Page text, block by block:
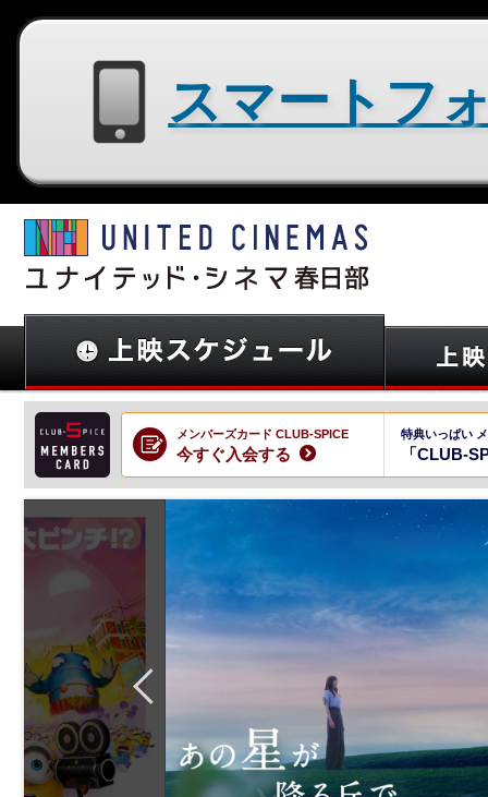
メンバーズカード CLUB-SPICE
今すぐ入会する
特典いっぱい
「CLUB-